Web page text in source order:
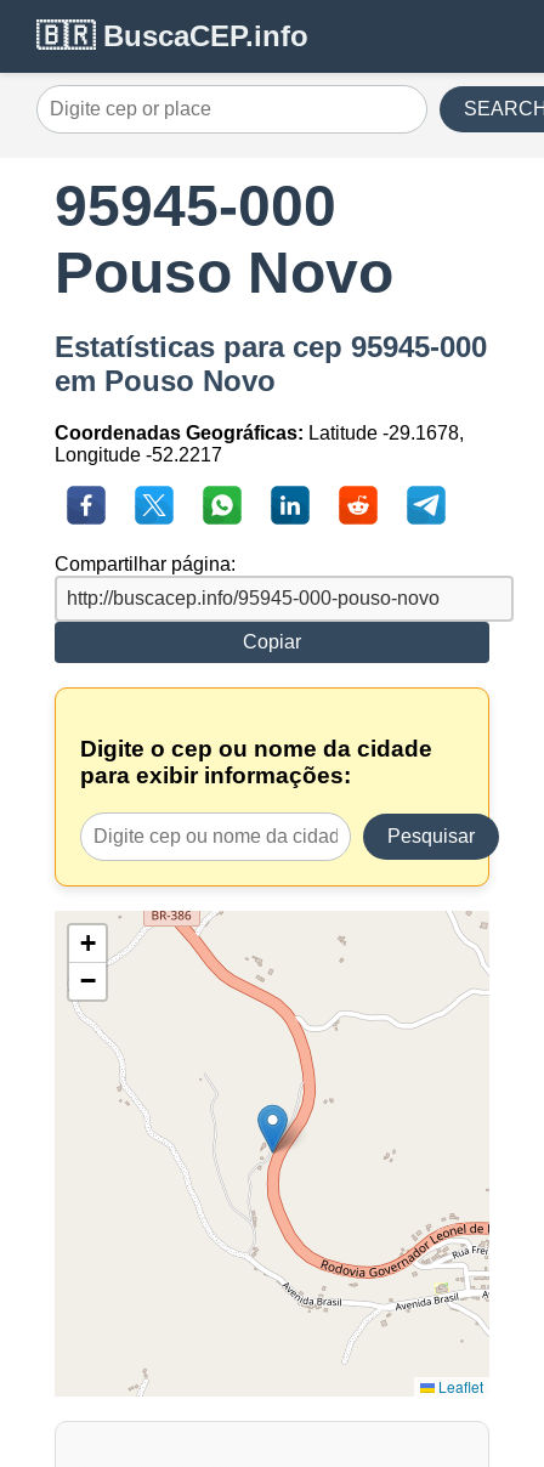
🇧🇷 BuscaCEP.info
95945-000
Pouso Novo
Estatísticas para cep 95945-000
em Pouso Novo
Coordenadas Geográficas: Latitude -29.1678,
Longitude -52.2217
Compartilhar página:
Copiar
Digite o cep ou nome da cidade
para exibir informações:
Pesquisar
+
−
Leaflet